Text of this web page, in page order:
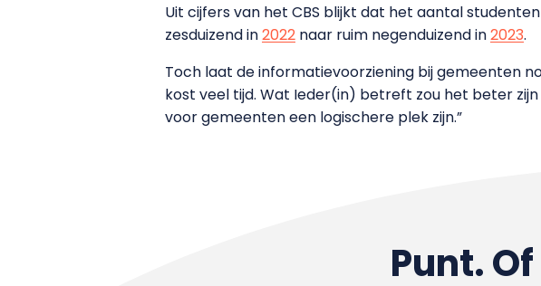
Uit cijfers van het CBS blijkt dat het aantal
zesduizend in2022 naar ruim negenduizend in2023.
Toch laat de informatievoorziening bij gemeenten
kost veel tijd. Wat Ieder(in) betreft zou het beter
voor gemeenten een logischere plek zijn.”
Punt.